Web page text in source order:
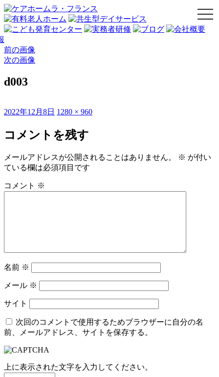
前の画像
次の画像
d003
投
日:
2022年12月8日 フ
サ
イ
1280 × 960
コメントを残す
メールアドレスが公開されることはありません。 ※ が付い
ている欄は必須項目です
コメント ※
名前 ※
メール ※
サイト
次回のコメントで使用するためブラウザーに自分の名
前、メールアドレス、サイトを保存する。
上に表示された文字を入力してください。